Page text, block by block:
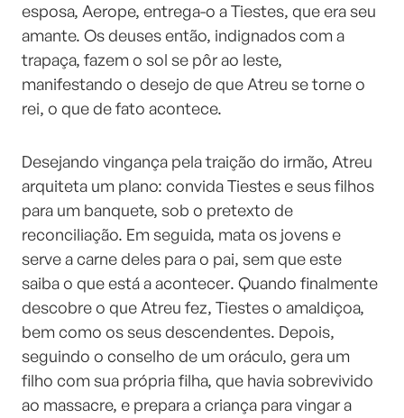
esposa, Aerope, entrega-o a Tiestes, que era seu
amante. Os deuses então, indignados com a
trapaça, fazem o sol se pôr ao leste,
manifestando o desejo de que Atreu se torne o
rei, o que de fato acontece.
Desejando vingança pela traição do irmão, Atreu
arquiteta um plano: convida Tiestes e seus filhos
para um banquete, sob o pretexto de
reconciliação. Em seguida, mata os jovens e
serve a carne deles para o pai, sem que este
saiba o que está a acontecer. Quando finalmente
descobre o que Atreu fez, Tiestes o amaldiçoa,
bem como os seus descendentes. Depois,
seguindo o conselho de um oráculo, gera um
filho com sua própria filha, que havia sobrevivido
ao massacre, e prepara a criança para vingar a